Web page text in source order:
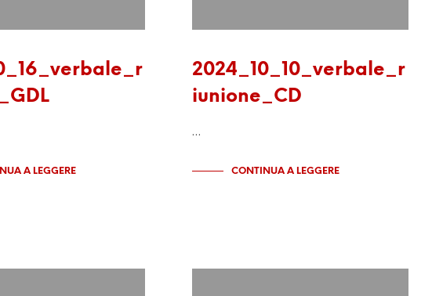
A LEGGERE
2024_10_10_verbale_r
iunione_CD
…
CONTINUA A LEGGERE